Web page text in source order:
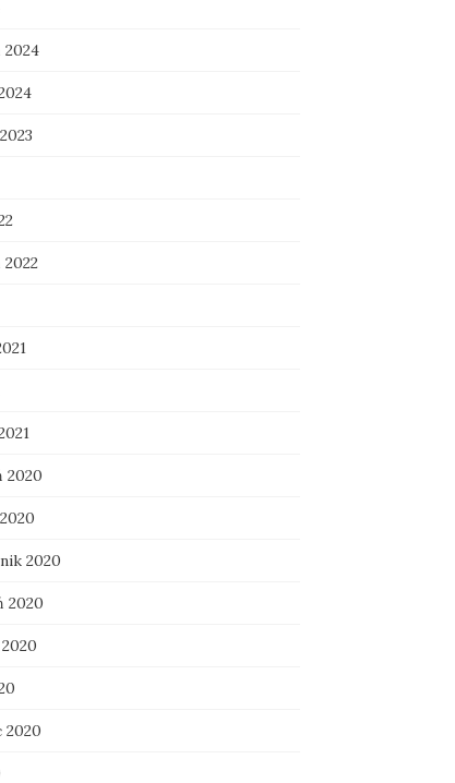
2020
2020
2020
2020